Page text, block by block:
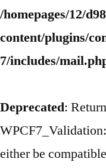
/homepages/12/
content/plugins/
7/includes/
Deprecated:
either be